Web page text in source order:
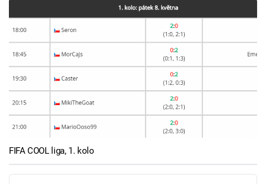
FIFA COOL liga, 1. kolo